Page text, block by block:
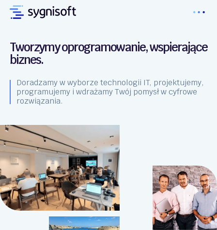
Tworzymy oprogramowanie, wspierające
biznes.
Doradzamy w wyborze technologii IT, projektujemy,
programujemy i wdrażamy Twój pomysł w cyfrowe
rozwiązania.